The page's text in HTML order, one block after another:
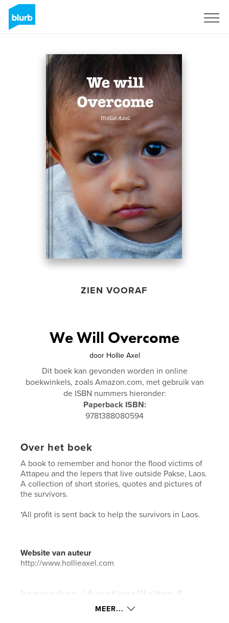
ZIEN VOORAF
We Will Overcome
door Hollie Axel
Dit boek kan gevonden worden in online
boekwinkels, zoals Amazon.com, met gebruik van
de ISBN nummers hieronder:
Paperback ISBN:
9781388080594
Over het boek
A book to remember and honor the flood victims of
Attapeu and the lepers that live outside Pakse, Laos.
A collection of short stories, quotes and pictures of
the survivors.
*All profit is sent back to help the survivors in Laos.
Website van auteur
http://www.hollieaxel.com
kenmerken / functionaliteiten &
MEER...